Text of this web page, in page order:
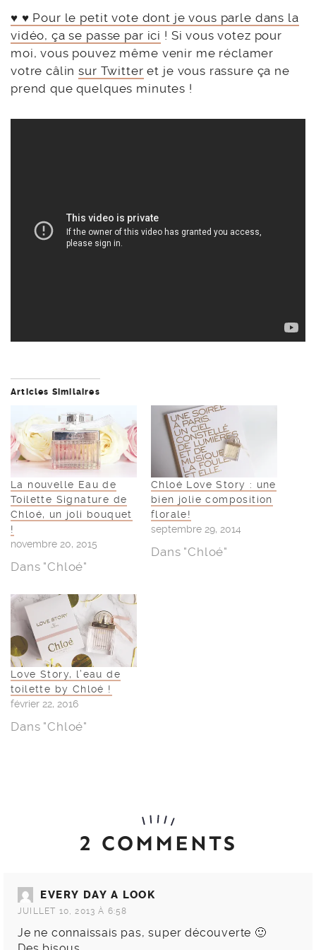
♥ ♥ Pour le petit vote dont je vous parle dans la
vidéo, ça se passe par ici ! Si vous votez pour
moi, vous pouvez même venir me réclamer
votre câlinsur Twitter et je vous rassure ça ne
prend que quelques minutes !
Articles Similaires
La nouvelle Eau de
Toilette Signature de
Chloé, un joli bouquet
!
novembre 20, 2015
Dans "Chloé"
Chloé Love Story : une
bien jolie composition
florale!
septembre 29, 2014
Dans "Chloé"
Love Story, l’eau de
toilette by Chloé !
février 22, 2016
Dans "Chloé"
2 COMMENTS
EVERY DAY A LOOK
JUILLET 10, 2013 À 6:58
Je ne connaissais pas, super découverte 🙂